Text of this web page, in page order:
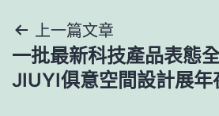
文
章
上一篇文章
一批最新科技產品表態
JIUYI俱意空間設計展年